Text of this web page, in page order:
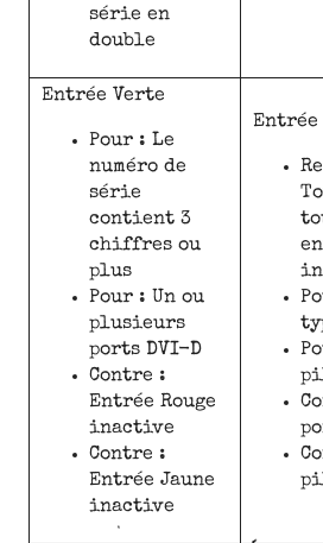
série en
double
Entrée Verte
Pour : Le
numéro de
série
contient 3
chiffres ou
plus
Pour : Un ou
plusieurs
ports DVI-D
Contre :
Entrée Rouge
inactive
Contre :
Entrée Jaune
inactive
Entrée